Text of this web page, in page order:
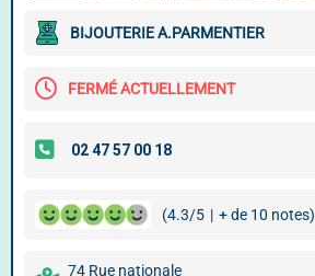
BIJOUTERIE A.PARMENTIER
FERMÉ ACTUELLEMENT
(4.3/5 | + de 10 notes)
74 Rue nationale